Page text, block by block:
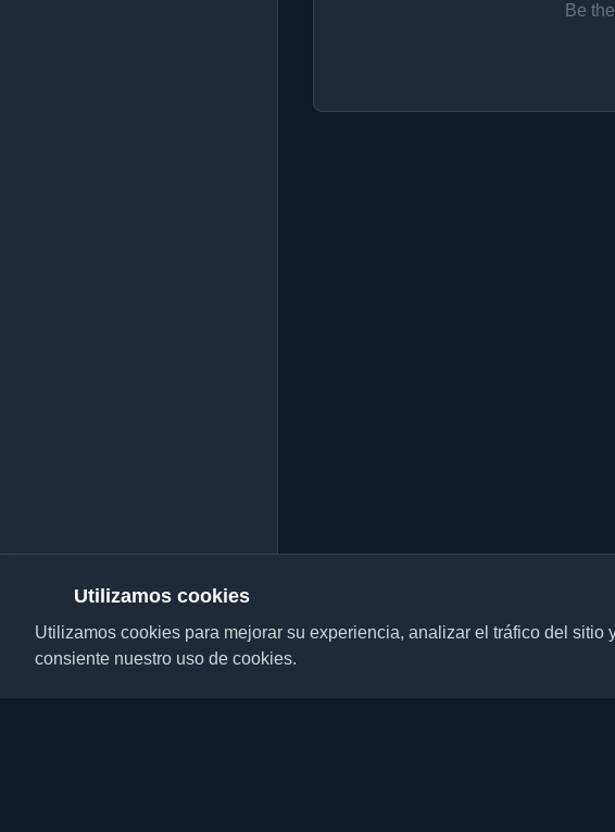
Be
Utilizamos cookies
Utilizamos cookies para mejorar su experiencia, analizar el tráfico del
consiente nuestro uso de cookies.